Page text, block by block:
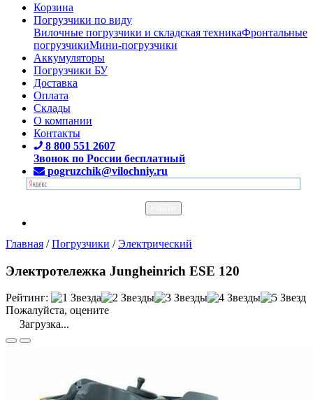
Корзина
Погрузчики по виду
Вилочные погрузчики и складская техникаФронтальные
погрузчикиМини-погрузчики
Аккумуляторы
Погрузчики БУ
Доставка
Оплата
Склады
О компании
Контакты
8 800 551 2607
Звонок по России бесплатный
pogruzchik@vilochniy.ru
Главная /Погрузчики /Электрический
Электротележка Jungheinrich ESE 120
Рейтинг:
Пожалуйста, оцените
Загрузка...